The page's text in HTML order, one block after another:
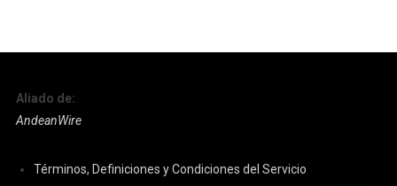
Aliado de:
AndeanWire
Términos, Definiciones y Condiciones del Servicio